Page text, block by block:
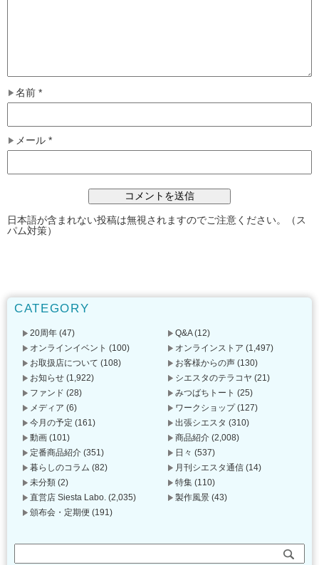
名前 *
メール *
日本語が含まれない投稿は無視されますのでご注意ください。（ス
パム対策）
CATEGORY
20周年 (47) Q&A(12)
オンラインイベント (100) オンラインストア (1,497)
お取扱店について (108) お客様からの声 (130)
お知らせ (1,922) シエスタのテラコヤ (21)
ファンド (28) みつばちトート (25)
メディア (6) ワークショップ(127)
今月の予定 (161) 出張シエスタ (310)
動画 (101) 商品紹介 (2,008)
定番商品紹介 (351) 日々 (537)
暮らしのコラム (82) 月刊シエスタ通信 (14)
未分類 (2) 特集 (110)
直営店 Siesta Labo. (2,035) 製作風景 (43)
頒布会・定期便 (191)